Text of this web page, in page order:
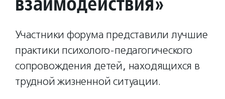
Участники форума представили лучшие
практики психолого-педагогического
сопровождения детей, находящихся в
трудной жизненной ситуации.